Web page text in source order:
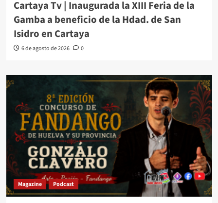
Cartaya Tv | Inaugurada la XIII Feria de la
Gamba a beneficio de la Hdad. de San
Isidro en Cartaya
6 de agosto de 2026 0
Magazine Podcast